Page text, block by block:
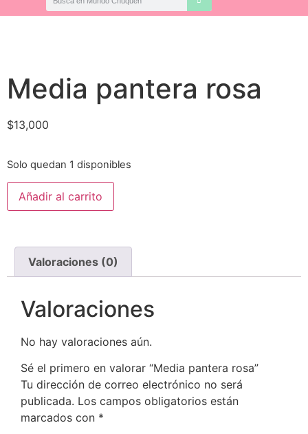
Media pantera rosa
$13,000
Solo quedan 1 disponibles
Añadir al carrito
Valoraciones (0)
Valoraciones
No hay valoraciones aún.
Sé el primero en valorar “Media pantera rosa”
Tu dirección de correo electrónico no será
publicada. Los campos obligatorios están
marcados con *